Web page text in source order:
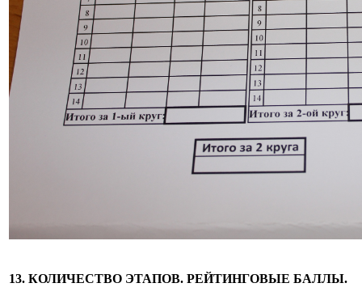
13. КОЛИЧЕСТВО ЭТАПОВ. РЕЙТИНГОВЫЕ БАЛЛЫ.